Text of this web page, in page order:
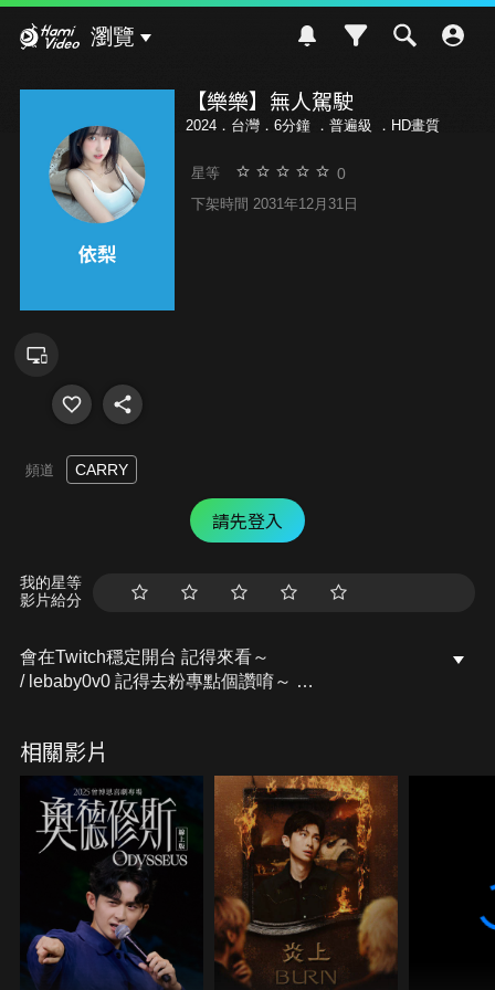
瀏覽
【樂樂】無人駕駛
2024．台灣．6分鐘 ． 普遍級 ．HD畫質
星等 0
下架時間 2031年12月31日
頻道 CARRY
請先登入
我的星等
影片給分
會在Twitch穩定開台 記得來看～
/ lebaby0v0 記得去粉專點個讚唷～
/ lebaby0v0 Instagram：lebaby0v0
/ lebaby0v0 本頻道授權相關請洽詢：
littlefish@mesports.com.tw
若非此窗口授權，一律概不承認。
業務合作請洽：san710501@mesports.com.tw
相關影片